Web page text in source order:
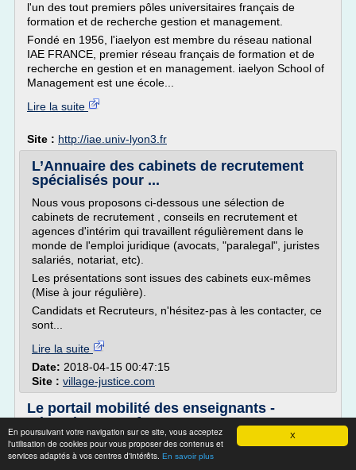
X
En poursuivant votre navigation sur ce site, vous acceptez
l'utilisation de cookies pour vous proposer des contenus et
services adaptés à vos centres d'intérêts. En savoir plus
l'un des tout premiers pôles universitaires français de
formation et de recherche gestion et management.
Fondé en 1956, l'iaelyon est membre du réseau national
IAE FRANCE, premier réseau français de formation et de
recherche en gestion et en management. iaelyon School of
Management est une école...
Lire la suite
Site : http://iae.univ-lyon3.fr
L’Annuaire des cabinets de recrutement
spécialisés pour ...
Nous vous proposons ci-dessous une sélection de
cabinets de recrutement , conseils en recrutement et
agences d'intérim qui travaillent régulièrement dans le
monde de l'emploi juridique (avocats, "paralegal", juristes
salariés, notariat, etc).
Les présentations sont issues des cabinets eux-mêmes
(Mise à jour régulière).
Candidats et Recruteurs, n'hésitez-pas à les contacter, ce
sont...
Lire la suite
Date: 2018-04-15 00:47:15
Site : village-justice.com
Le portail mobilité des enseignants -
education.gouv.fr
Ils ont évolué hors de l'Éducation nationale
Marie-Claude, 45 ans